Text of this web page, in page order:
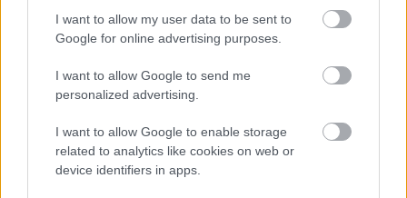
I want to allow my user data to be sent to
Google for online advertising purposes.
I want to allow Google to send me
personalized advertising.
I want to allow Google to enable storage
related to analytics like cookies on web or
device identifiers in apps.